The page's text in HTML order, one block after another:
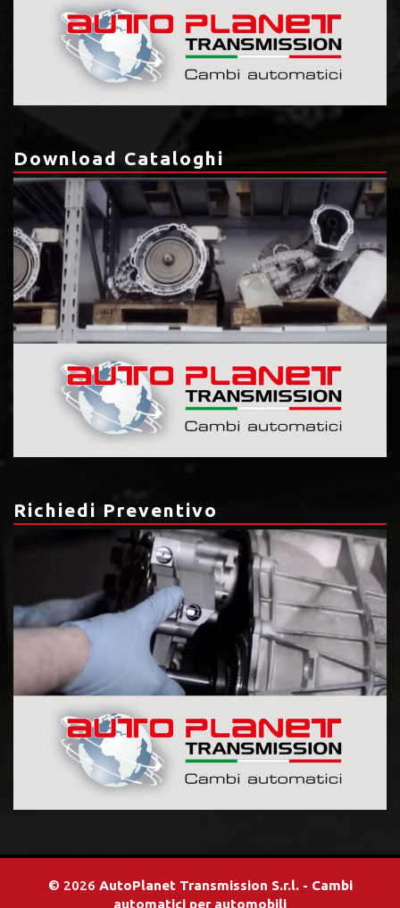
Download Cataloghi
Richiedi Preventivo
© 2026 AutoPlanet Transmission S.r.l. - Cambi
automatici per automobili